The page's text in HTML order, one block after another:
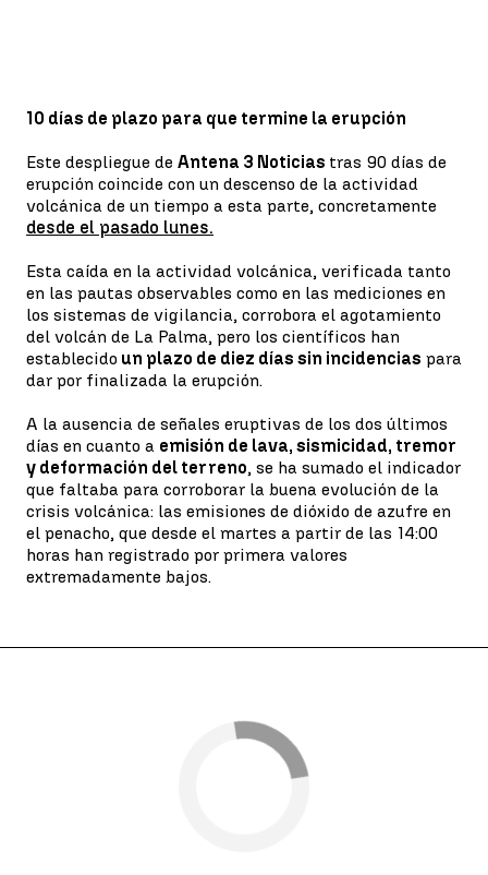
10 días de plazo para que termine la erupción
Este despliegue de Antena 3 Noticias tras 90 días de
erupción coincide con un descenso de la actividad
volcánica de un tiempo a esta parte, concretamente
desde el pasado lunes.
Esta caída en la actividad volcánica, verificada tanto
en las pautas observables como en las mediciones en
los sistemas de vigilancia, corrobora el agotamiento
del volcán de La Palma, pero los científicos han
establecido un plazo de diez días sin incidencias para
dar por finalizada la erupción.
A la ausencia de señales eruptivas de los dos últimos
días en cuanto a emisión de lava, sismicidad, tremor
y deformación del terreno, se ha sumado el indicador
que faltaba para corroborar la buena evolución de la
crisis volcánica: las emisiones de dióxido de azufre en
el penacho, que desde el martes a partir de las 14:00
horas han registrado por primera valores
extremadamente bajos.